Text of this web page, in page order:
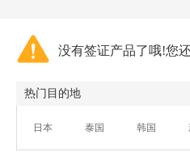
没有签证产品了哦!您
热门目的地
日本 泰国 韩国